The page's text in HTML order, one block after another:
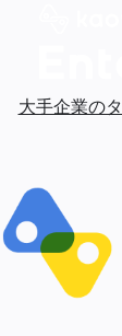
大手企業の